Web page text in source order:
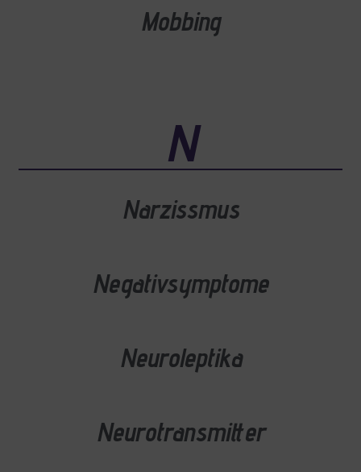
Mobbing
N
Narzissmus
Negativsymptome
Neuroleptika
Neurotransmitter